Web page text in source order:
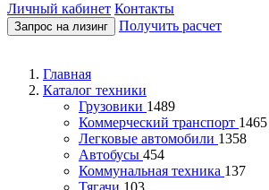
Личный кабинет Контакты
Запрос на лизинг Получить расчет
Главная
Каталог техники
Грузовики 1489
Коммерческий транспорт 1465
Легковые автомобили 1358
Автобусы 454
Коммунальная техника 137